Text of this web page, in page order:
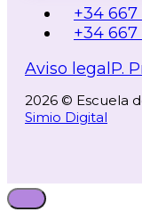
+34 667
+34 667
Aviso legal P.
2026 © Escuela
Simio Digital